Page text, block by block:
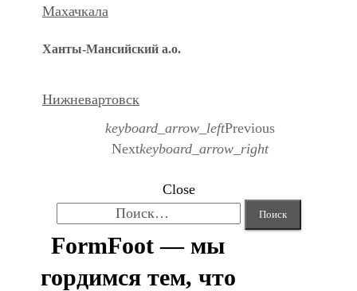
Махачкала
Ханты-Мансийский а.о.
Нижневартовск
keyboard_arrow_leftPrevious
Nextkeyboard_arrow_right
Close
FormFoot — мы
гордимся тем, что